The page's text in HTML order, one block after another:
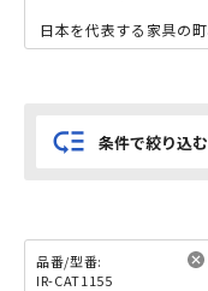
low_priority 条件で絞り込む
品番/型番:
IR-CAT1155